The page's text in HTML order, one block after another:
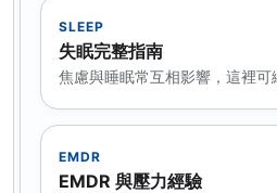
SLEEP
失眠完整指南
焦慮與睡眠常互相影響，這裡可
EMDR
EMDR 與壓力經驗